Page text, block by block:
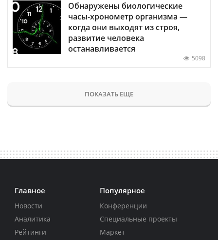
Обнаружены биологические
часы-хронометр организма —
когда они выходят из строя,
развитие человека
останавливается
5098
ПОКАЗАТЬ ЕЩЕ
Главное
Новости
Аналитика
Рейтинги
Популярное
Конференции
Специальные проекты
Маркет